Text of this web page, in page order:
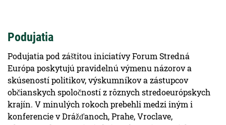
Podujatia
Podujatia pod záštitou iniciatívy Forum Stredná
Európa poskytujú pravidelnú výmenu názorov a
skúseností politikov, výskumníkov a zástupcov
občianskych spoločností z rôznych stredoeurópskych
krajín. V minulých rokoch prebehli medzi iným i
konferencie v Drážďanoch, Prahe, Vroclave,